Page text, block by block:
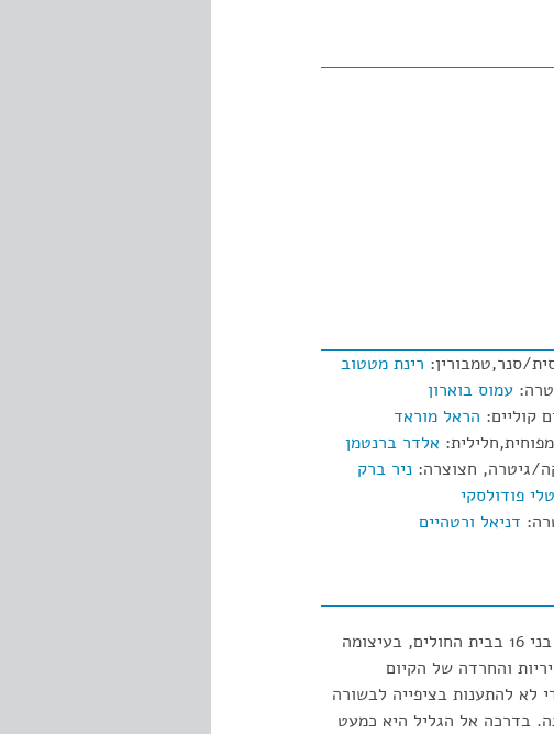
סנר,טמבורין: רינת מטטוב
עמוס בוארון
קוליים: הראל מוראד
אלדר ברנטמן
גיטרה, חצוצרה: ניר ברק
פודולסקי
דניאל ורטהיים
"אשה בורחת מבשורה" הוא סיפור אהבה גדול בין אורה, אברהם ואילן, הנפגשים כשהם בני 16 בבית החולים, בעיצומה
והחרדה של הקיום
לא להתענות בציפייה לבשורה
בדרכה אל הגליל היא כמעט